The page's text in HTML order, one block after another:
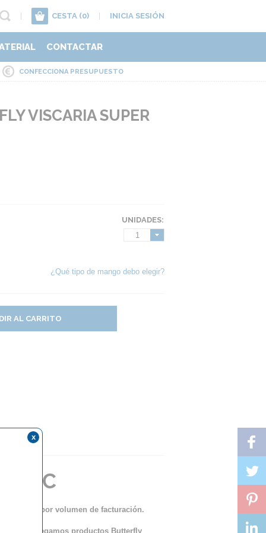
CESTA (0) INICIA SESIÓN
CONTACTAR
CONFECCIONA PRESUPUESTO
VISCARIA SUPER
UNIDADES:
1
¿Qué tipo de mango debo elegir?
AL CARRITO
ALC
lineal por volumen de facturación.
sólo entregamos productos Butterfly
x